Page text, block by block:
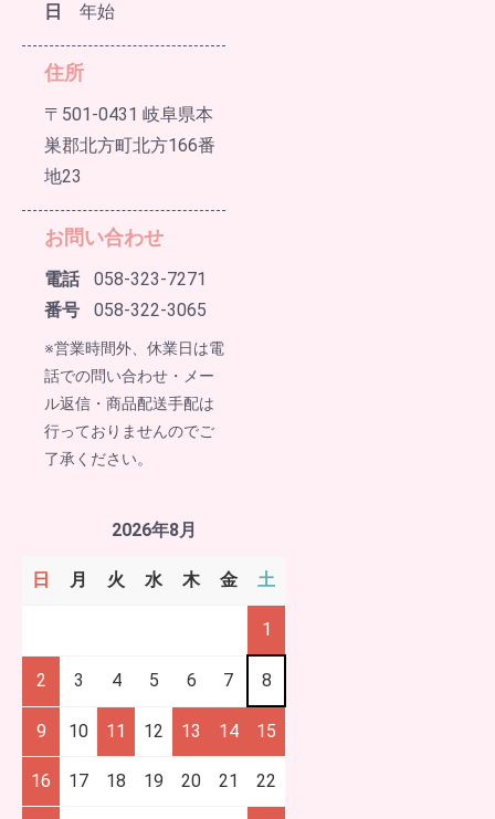
日
年始
住所
〒501-0431 岐阜県本
巣郡北方町北方166番
地23
お問い合わせ
電話
番号
058-323-7271
058-322-3065
※営業時間外、休業日は電
話での問い合わせ・メー
ル返信・商品配送手配は
行っておりませんのでご
了承ください。
2026年8月
日 月 火 水 木 金 土
1
2 3 4 5 6 7 8
9 10 11 12 13 14 15
16 17 18 19 20 21 22